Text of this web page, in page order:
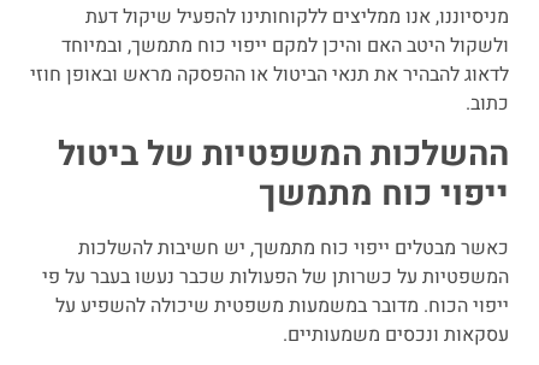
מניסיוננו, אנו ממליצים ללקוחותינו להפעיל שיקול דעת
ולשקול היטב האם והיכן למקם ייפוי כוח מתמשך, ובמיוחד
לדאוג להבהיר את תנאי הביטול או ההפסקה מראש ובאופן חוזי
כתוב.
ההשלכות המשפטיות של ביטול
ייפוי כוח מתמשך
כאשר מבטלים ייפוי כוח מתמשך, יש חשיבות להשלכות
המשפטיות על כשרותן של הפעולות שכבר נעשו בעבר על פי
ייפוי הכוח. מדובר במשמעות משפטית שיכולה להשפיע על
עסקאות ונכסים משמעותיים.